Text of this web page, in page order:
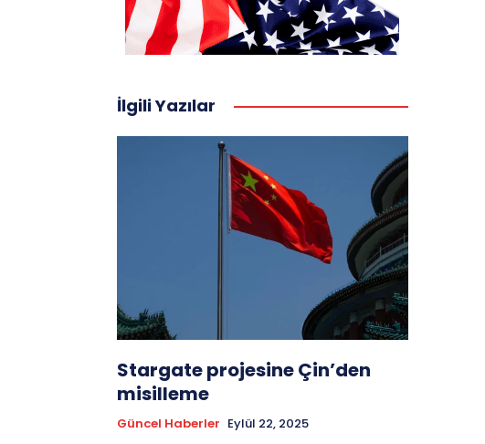
İlgili Yazılar
Stargate projesine Çin’den
misilleme
Güncel Haberler Eylül 22, 2025